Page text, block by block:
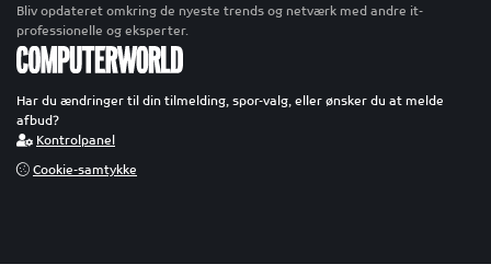
Bliv opdateret omkring de nyeste trends og netværk med andre it-
professionelle og eksperter.
Har du ændringer til din tilmelding, spor-valg, eller ønsker du at melde
afbud?
Kontrolpanel
Cookie-samtykke